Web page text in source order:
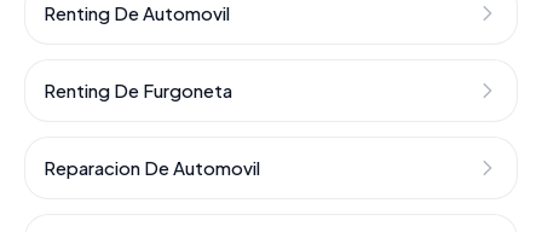
Renting De Automovil
Renting De Furgoneta
Reparacion De Automovil